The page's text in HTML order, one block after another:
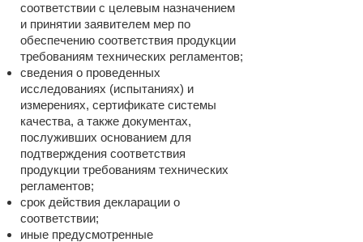
соответствии с целевым назначением
и принятии заявителем мер по
обеспечению соответствия продукции
требованиям технических регламентов;
сведения о проведенных
исследованиях (испытаниях) и
измерениях, сертификате системы
качества, а также документах,
послуживших основанием для
подтверждения соответствия
продукции требованиям технических
регламентов;
срок действия декларации о
соответствии;
иные предусмотренные